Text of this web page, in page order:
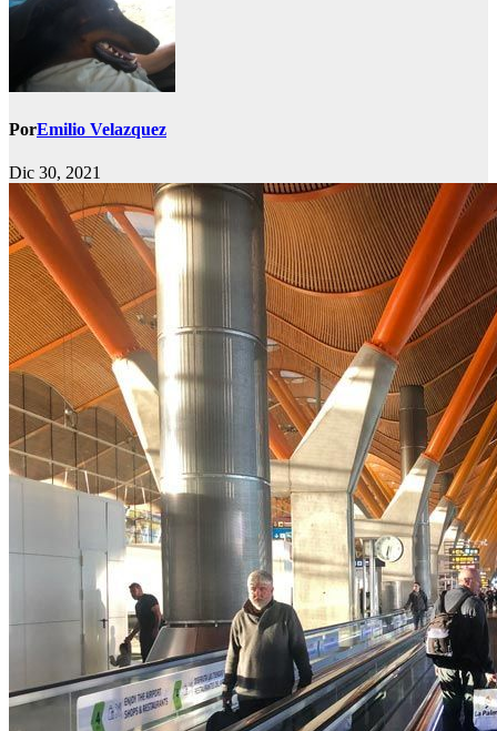
PorEmilio Velazquez
Dic 30, 2021